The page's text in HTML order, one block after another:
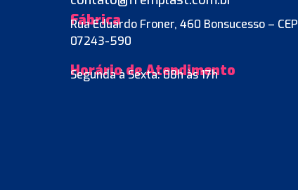
Fábrica
Rua Eduardo Froner, 460 Bonsucesso – CEP
07243-590
Horário de Atendimento
Segunda à Sexta: 08h às 17h